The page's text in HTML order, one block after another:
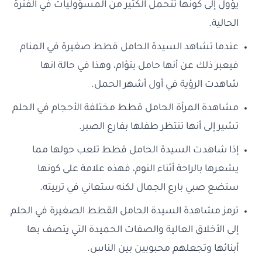
يؤول إلى كونها تتحمل الكثير من المسؤوليات في الفترة
الحالية.
عندما تشاهد السيدة الحامل قطط صغيرة في المنام
فيعبر ذلك عن أنها حامل بتؤام، وهذا في حالة انها
شاهدت الرؤية في أول أشهر الحمل.
مشاهدة المرأة الحامل قطط مختلفة الأحجام في الحلم
تشير إلى أنها تنتظر طفلها بفارع الصبر.
إذا شاهدت السيدة الحامل قطط تلعب حولها مما
يشعرها بالراحة أثناء النوم، فهذه علامة على كونها
ستضع صبي بارع الجمال لكنه ستعاني في تربيته.
ترمز مشاهدة السيدة الحامل القطط الصغيرة في الحلم
إلى الأخلاق العالية والصفات الحميدة التي يتصف بها
أبنائها وتجعلهم محبوبين بين الناس.